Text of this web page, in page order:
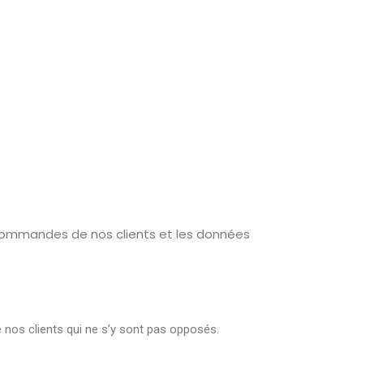
de nos clients et les données
clients qui ne s’y sont pas opposés.